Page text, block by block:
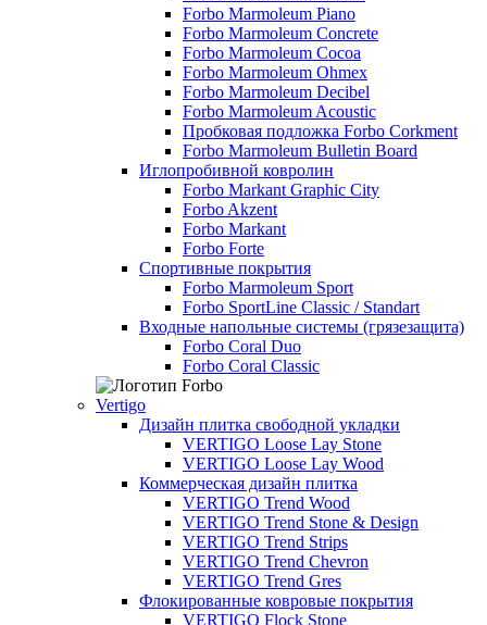
Forbo Marmoleum Piano
Forbo Marmoleum Concrete
Forbo Marmoleum Cocoa
Forbo Marmoleum Ohmex
Forbo Marmoleum Decibel
Forbo Marmoleum Acoustic
Пробковая подложка Forbo Corkment
Forbo Marmoleum Bulletin Board
Иглопробивной ковролин
Forbo Markant Graphic City
Forbo Akzent
Forbo Markant
Forbo Forte
Спортивные покрытия
Forbo Marmoleum Sport
Forbo SportLine Classic / Standart
Входные напольные системы (грязезащита)
Forbo Coral Duo
Forbo Coral Classic
Vertigo
Дизайн плитка свободной укладки
VERTIGO Loose Lay Stone
VERTIGO Loose Lay Wood
Коммерческая дизайн плитка
VERTIGO Trend Wood
VERTIGO Trend Stone & Design
VERTIGO Trend Strips
VERTIGO Trend Chevron
VERTIGO Trend Gres
Флокированные ковровые покрытия
VERTIGO Flock Stone